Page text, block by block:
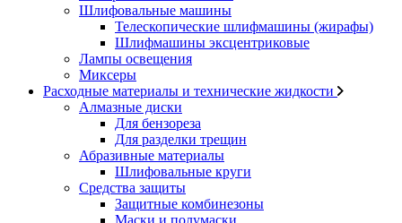
Шлифовальные машины
Телескопические шлифмашины (жирафы)
Шлифмашины эксцентриковые
Лампы освещения
Миксеры
Расходные материалы и технические жидкости
Алмазные диски
Для бензореза
Для разделки трещин
Абразивные материалы
Шлифовальные круги
Средства защиты
Защитные комбинезоны